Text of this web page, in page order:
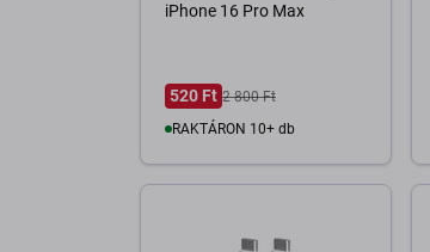
iPhone 16 Pro Max
520 Ft 2 800 Ft
RAKTÁRON 10+ db